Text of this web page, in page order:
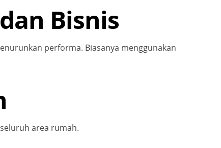
Bisnis
performa. Biasanya menggunakan
area rumah.